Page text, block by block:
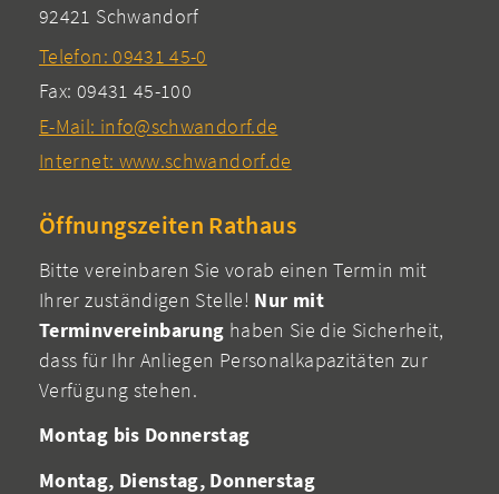
92421 Schwandorf
Telefon: 09431 45-0
Fax: 09431 45-100
E-Mail: info@schwandorf.de
Internet: www.schwandorf.de
Öffnungszeiten Rathaus
Bitte vereinbaren Sie vorab einen Termin mit
Ihrer zuständigen Stelle! Nur mit
Terminvereinbarung haben Sie die Sicherheit,
dass für Ihr Anliegen Personalkapazitäten zur
Verfügung stehen.
Montag bis Donnerstag
Montag, Dienstag, Donnerstag